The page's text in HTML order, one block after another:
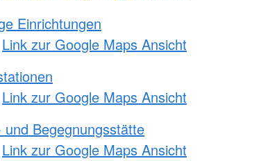
Einrichtungen
Link zur Google Maps Ansicht
Link zur Google Maps Ansicht
und Begegnungsstätte
Link zur Google Maps Ansicht